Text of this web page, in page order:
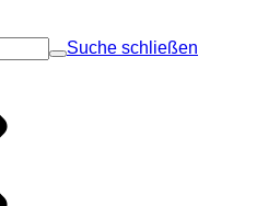
Suche schließen